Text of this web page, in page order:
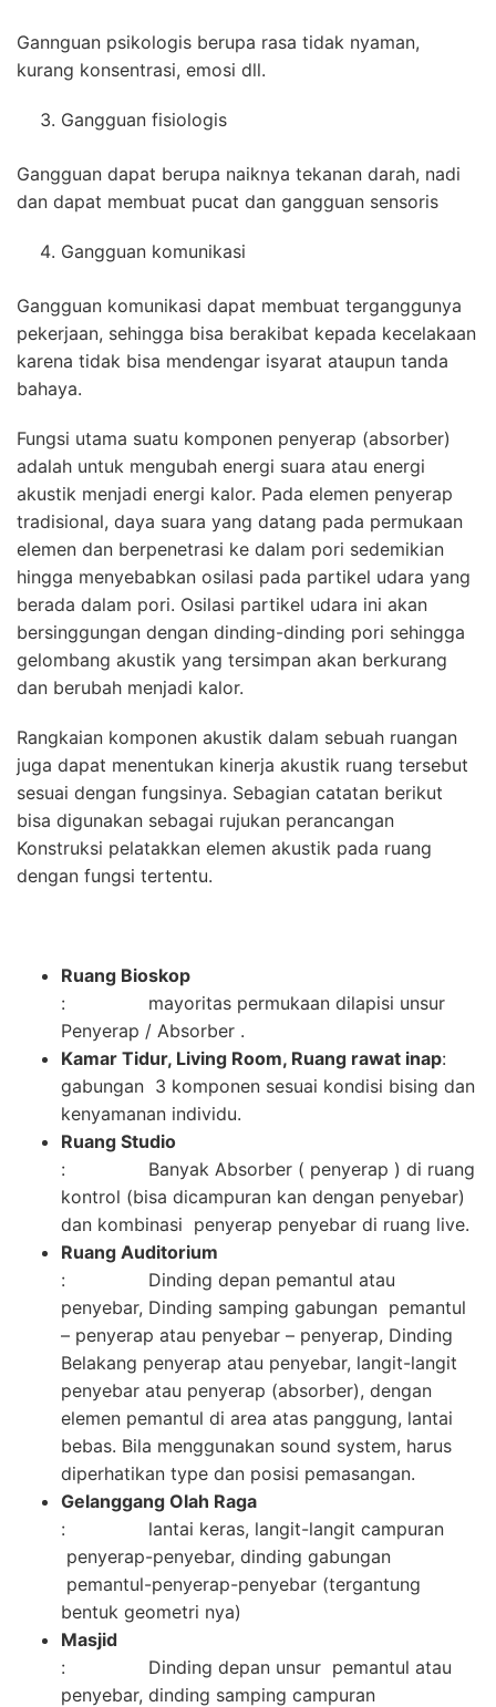
Gannguan psikologis berupa rasa tidak nyaman,
kurang konsentrasi, emosi dll.
Gangguan fisiologis
Gangguan dapat berupa naiknya tekanan darah, nadi
dan dapat membuat pucat dan gangguan sensoris
Gangguan komunikasi
Gangguan komunikasi dapat membuat terganggunya
pekerjaan, sehingga bisa berakibat kepada kecelakaan
karena tidak bisa mendengar isyarat ataupun tanda
bahaya.
Fungsi utama suatu komponen penyerap (absorber)
adalah untuk mengubah energi suara atau energi
akustik menjadi energi kalor. Pada elemen penyerap
tradisional, daya suara yang datang pada permukaan
elemen dan berpenetrasi ke dalam pori sedemikian
hingga menyebabkan osilasi pada partikel udara yang
berada dalam pori. Osilasi partikel udara ini akan
bersinggungan dengan dinding-dinding pori sehingga
gelombang akustik yang tersimpan akan berkurang
dan berubah menjadi kalor.
Rangkaian komponen akustik dalam sebuah ruangan
juga dapat menentukan kinerja akustik ruang tersebut
sesuai dengan fungsinya. Sebagian catatan berikut
bisa digunakan sebagai rujukan perancangan
Konstruksi pelatakkan elemen akustik pada ruang
dengan fungsi tertentu.
Ruang Bioskop
: mayoritas permukaan dilapisi unsur
Penyerap / Absorber .
Kamar Tidur, Living Room, Ruang rawat inap:
gabungan 3 komponen sesuai kondisi bising dan
kenyamanan individu.
Ruang Studio
: Banyak Absorber ( penyerap ) di ruang
kontrol (bisa dicampuran kan dengan penyebar)
dan kombinasi penyerap penyebar di ruang live.
Ruang Auditorium
: Dinding depan pemantul atau
penyebar, Dinding samping gabungan pemantul
– penyerap atau penyebar – penyerap, Dinding
Belakang penyerap atau penyebar, langit-langit
penyebar atau penyerap (absorber), dengan
elemen pemantul di area atas panggung, lantai
bebas. Bila menggunakan sound system, harus
diperhatikan type dan posisi pemasangan.
Gelanggang Olah Raga
: lantai keras, langit-langit campuran
penyerap-penyebar, dinding gabungan
pemantul-penyerap-penyebar (tergantung
bentuk geometri nya)
Masjid
: Dinding depan unsur pemantul atau
penyebar, dinding samping campuran